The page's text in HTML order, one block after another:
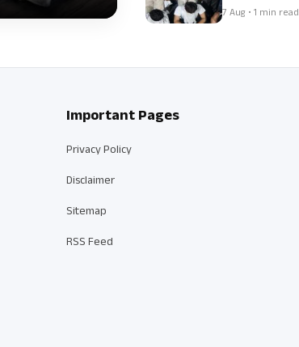
7 Aug • 1 min read
Important Pages
Privacy Policy
Disclaimer
Sitemap
RSS Feed